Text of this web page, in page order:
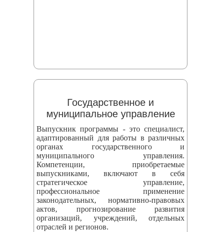
Государственное и
муниципальное управление
Выпускник программы - это специалист,
адаптированный для работы в различных
органах государственного и
муниципального управления.
Компетенции, приобретаемые
выпускниками, включают в себя
стратегическое управление,
профессиональное применение
законодательных, нормативно-правовых
актов, прогнозирование развития
организаций, учреждений, отдельных
отраслей и регионов.